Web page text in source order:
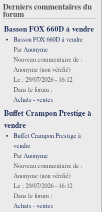
Derniers commentaires du
forum
Basson FOX 660D á vendre
Basson FOX 660D á vendre
ParAnonyme
Nouveau commentaire de :
Anonyme (non vérifié)
Le : 29/07/2026 - 16:12
Dans le forum :
Achats - ventes
Buffet Crampon Prestige à
vendre
Buffet Crampon Prestige à
vendre
ParAnonyme
Nouveau commentaire de :
Anonyme (non vérifié)
Le : 29/07/2026 - 16:12
Dans le forum :
Achats - ventes